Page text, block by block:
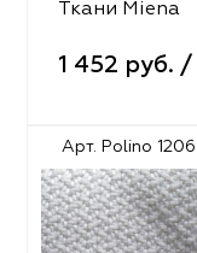
Ткани Miena
1 452 руб. /
Арт. Polino 1206